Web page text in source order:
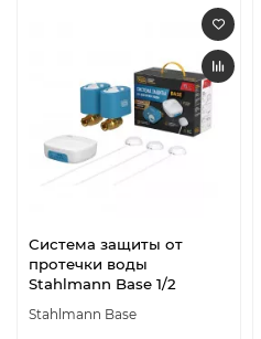
Система защиты от
протечки воды
Stahlmann Base 1/2
Stahlmann Base